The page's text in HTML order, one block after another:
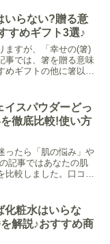
いらない?贈る意
すめギフト3選♪
ますが、「幸せの(箸)
事では、箸を贈る意味
めギフトの他に箸以外
イスパウダーどっ
徹底比較!使い方
ったら「肌の悩み」や
記事ではあなたの肌
較しました。口コミ
化粧水はいらな
解説♪おすすめ商